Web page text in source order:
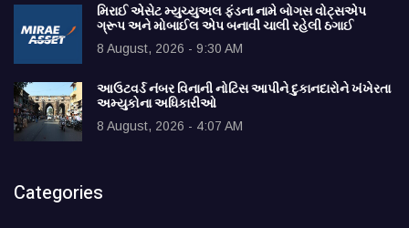
મિરાઈ એસેટ મ્યુચ્યુઅલ ફંડના નામે બોગસ વોટ્સએપ
ગ્રૂપ અને મોબાઈલ એપ બનાવી ચાલી રહેલી ઠગાઈ
8 August, 2026 - 9:30 AM
આઉટવર્ડ નંબર વિનાની નોટિસ આપીને દુકાનદારોને ખંખેરતા
અમ્યુકોના અધિકારીઓ
8 August, 2026 - 4:07 AM
Categories